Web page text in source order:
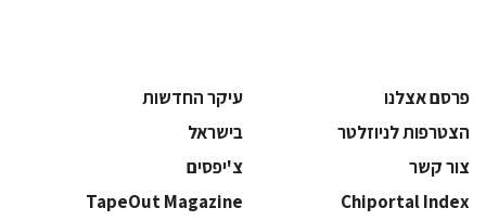
פרסם אצלנו
עיקר החדשות
הצטרפות לניוזלטר
בישראל
צור קשר
צ'יפסים
Chiportal Index
TapeOut Magazine